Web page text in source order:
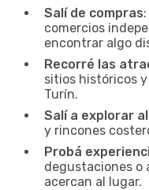
Salí de compras
comercios
encontrar algo
Recorré las
sitios históricos
Turín.
Salí a explorar
y rincones
Probá
degustaciones o
acercan al lugar.